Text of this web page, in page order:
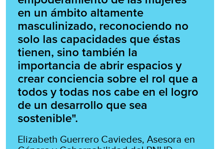
en un ámbito altamente
masculinizado, reconociendo no
solo las capacidades que éstas
tienen, sino también la
importancia de abrir espacios y
crear conciencia sobre el rol que a
todos y todas nos cabe en el logro
de un desarrollo que sea
sostenible".
Elizabeth Guerrero Caviedes, Asesora en